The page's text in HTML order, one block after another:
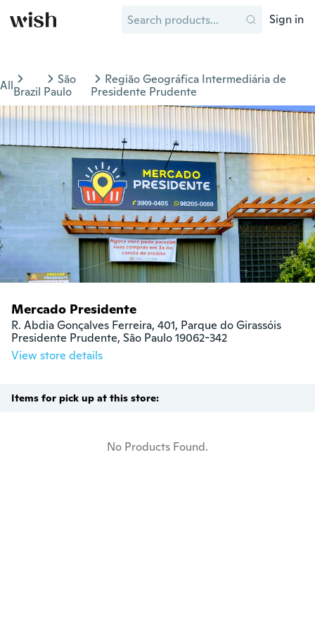
Sign in
AllBrazil
São
Paulo
Região Geográfica Intermediária de
Presidente Prudente
Mercado Presidente
R. Abdia Gonçalves Ferreira, 401, Parque do Girassóis
Presidente Prudente, São Paulo 19062-342
View store details
Items for pick up at this store:
No Products Found.